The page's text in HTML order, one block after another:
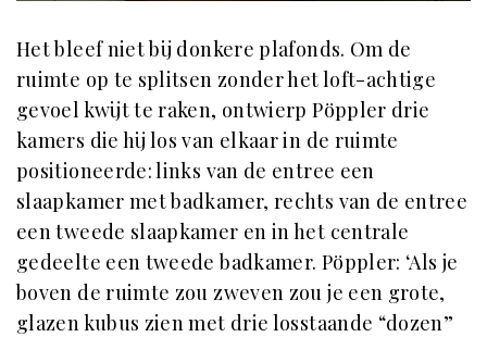
Het bleef niet bij donkere plafonds. Om de
ruimte op te splitsen zonder het loft-achtige
gevoel kwijt te raken, ontwierp Pöppler drie
kamers die hij los van elkaar in de ruimte
positioneerde: links van de entree een
slaapkamer met badkamer, rechts van de entree
een tweede slaapkamer en in het centrale
gedeelte een tweede badkamer. Pöppler: ‘Als je
boven de ruimte zou zweven zou je een grote,
glazen kubus zien met drie losstaande “dozen”